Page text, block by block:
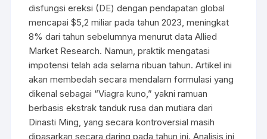
disfungsi ereksi (DE) dengan pendapatan global
mencapai $5,2 miliar pada tahun 2023, meningkat
8% dari tahun sebelumnya menurut data Allied
Market Research. Namun, praktik mengatasi
impotensi telah ada selama ribuan tahun. Artikel ini
akan membedah secara mendalam formulasi yang
dikenal sebagai “Viagra kuno,” yakni ramuan
berbasis ekstrak tanduk rusa dan mutiara dari
Dinasti Ming, yang secara kontroversial masih
dipasarkan secara daring pada tahun ini. Analisis ini